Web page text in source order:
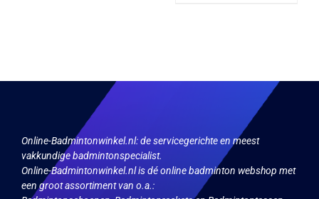
Online-Badmintonwinkel.nl:de servicegerichte en meest
vakkundige badmintonspecialist.
Online-Badmintonwinkel.nl is dé online badminton webshop met
een groot assortiment van o.a.: